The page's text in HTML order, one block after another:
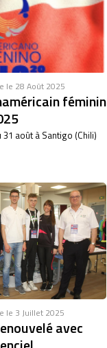
le 28 Août 2025
féminin
août à Santigo (Chili)
le 3 Juillet 2025
avec